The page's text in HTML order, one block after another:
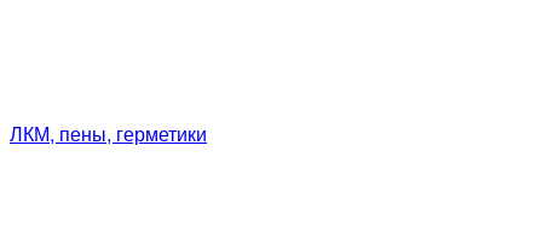
ЛКМ, пены, герметики